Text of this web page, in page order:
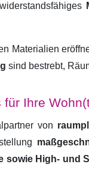
Materialien
sind bestrebt,
Ihre
von
sowie High- und